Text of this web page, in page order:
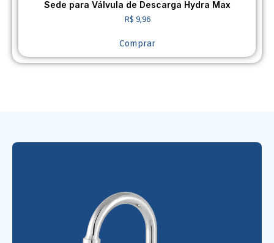
Sede para Válvula de Descarga Hydra Max
R$ 9,96
Comprar